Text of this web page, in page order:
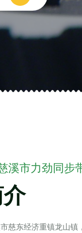
溪市力劲同步
慈东经济重镇龙山